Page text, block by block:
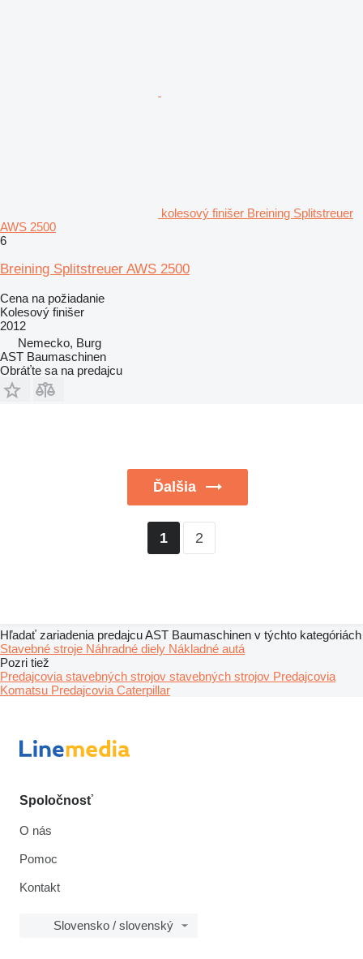
kolesový finišer Breining Splitstreuer
AWS 2500
6
Breining Splitstreuer AWS 2500
Cena na požiadanie
Kolesový finišer
2012
Nemecko, Burg
AST Baumaschinen
Obráťte sa na predajcu
Ďalšia
1 2
Hľadať zariadenia predajcu AST Baumaschinen v týchto kategóriách
Stavebné stroje Náhradné diely Nákladné autá
Pozri tiež
Predajcovia stavebných strojov stavebných strojov Predajcovia
Komatsu Predajcovia Caterpillar
Spoločnosť
O nás
Pomoc
Kontakt
Slovensko / slovenský